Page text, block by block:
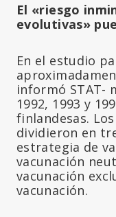
El «riesgo
evolutivas»
En el estudio
informó STAT-
1992, 1993 y
finlandesas.
dividieron en
estrategia de
vacunación
vacunación
vacunación.